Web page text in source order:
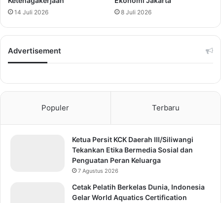
14 Juli 2026 8 Juli 2026
Advertisement
Populer Terbaru
Ketua Persit KCK Daerah III/Siliwangi
Tekankan Etika Bermedia Sosial dan
Penguatan Peran Keluarga
7 Agustus 2026
Cetak Pelatih Berkelas Dunia, Indonesia
Gelar World Aquatics Certification